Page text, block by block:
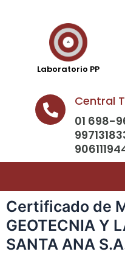
Laboratorio PP
Central
01 698-
Certificado de
GEOTECNIA Y
SANTA ANA